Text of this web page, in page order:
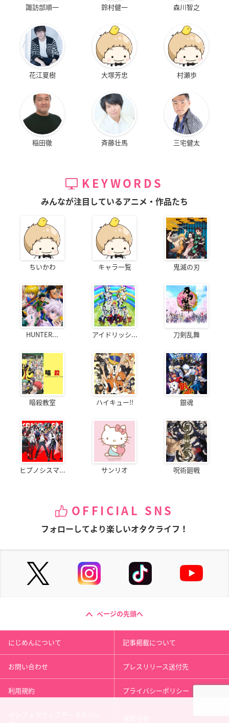
諏訪部順一 鈴村健一 森川智之
花江夏樹 大塚芳忠 村瀬歩
稲田徹 斉藤壮馬 三宅健太
KEYWORDS
みんなが注目しているアニメ・作品たち
ちいかわ キャラ一覧 鬼滅の刃
HUNTER... アイドリッシ... 刀剣乱舞
暗殺教室 ハイキュー!! 銀魂
ヒプノシスマ... サンリオ 呪術廻戦
OFFICIAL SNS
フォローしてより楽しいオタクライフ！
ページの先頭へ
にじめんについて 記事掲載について
お問い合わせ プレスリリース送付先
利用規約 プライバシーポリシー